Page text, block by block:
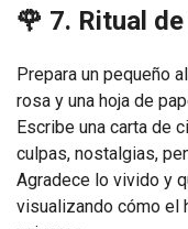
🌹 7. Ritual
Prepara un pequeño
rosa y una hoja de
Escribe una carta de
culpas, nostalgias,
Agradece lo vivido y
visualizando cómo el